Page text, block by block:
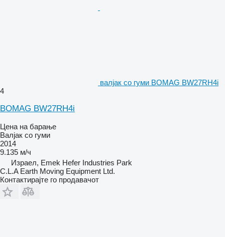
валјак со гуми BOMAG BW27RH4i
4
BOMAG BW27RH4i
Цена на барање
Валјак со гуми
2014
9.135 м/ч
Израел, Emek Hefer Industries Park
C.L.A Earth Moving Equipment Ltd.
Контактирајте го продавачот